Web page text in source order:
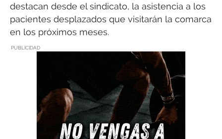
destacan desde el sindicato, la asistencia a los
pacientes desplazados que visitarán la comarca
en los próximos meses.
PUBLICIDAD